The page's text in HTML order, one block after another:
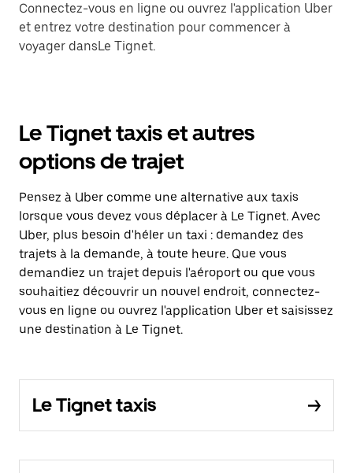
Connectez-vous en ligne ou ouvrez l'application Uber
et entrez votre destination pour commencer à
voyager dansLe Tignet.
Le Tignet taxis et autres
options de trajet
Pensez à Uber comme une alternative aux taxis
lorsque vous devez vous déplacer à Le Tignet. Avec
Uber, plus besoin d'héler un taxi : demandez des
trajets à la demande, à toute heure. Que vous
demandiez un trajet depuis l'aéroport ou que vous
souhaitiez découvrir un nouvel endroit, connectez-
vous en ligne ou ouvrez l'application Uber et saisissez
une destination à Le Tignet.
Le Tignet taxis